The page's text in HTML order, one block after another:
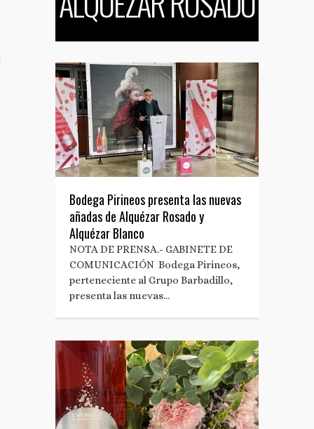
TUS NOTAS DE PRENSA
Bodega Pirineos presenta las nuevas
añadas de Alquézar Rosado y
Alquézar Blanco
NOTA DE PRENSA.- GABINETE DE
COMUNICACIÓN Bodega Pirineos,
perteneciente al Grupo Barbadillo,
presenta las nuevas…